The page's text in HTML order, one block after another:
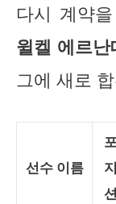
다시 계약
윌켈 에르난
그에 새로
선수 이름
지
션